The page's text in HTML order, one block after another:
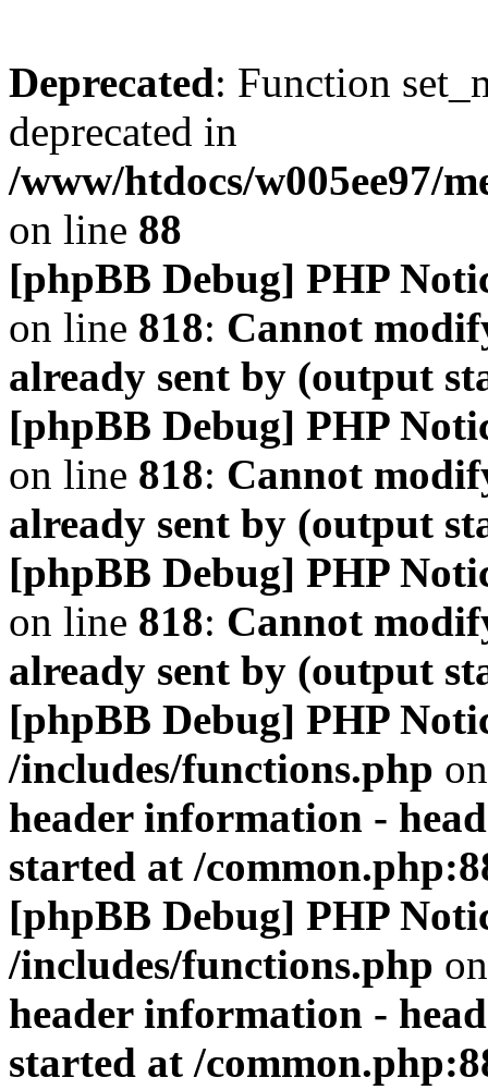
Deprecated: Function
deprecated in
/www/htdocs/w005ee97/
on line 88
[phpBB Debug] PHP
on line 818: Cannot
already sent by (output
[phpBB Debug] PHP
on line 818: Cannot
already sent by (output
[phpBB Debug] PHP
on line 818: Cannot
already sent by (output
[phpBB Debug] PHP
/includes/functions.php
header information -
started at /
[phpBB Debug] PHP
/includes/functions.php
header information -
started at /